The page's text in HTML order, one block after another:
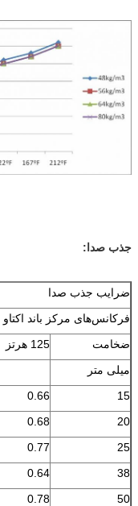
جذب صدا:
ضرایب جذب صدا
فرکانس‌های مرکز باند اکتاو 1/3، هرتز
ضخامت
125 هرتز
میلی متر
15
0.66
20
0.68
25
0.77
38
0.64
50
0.78